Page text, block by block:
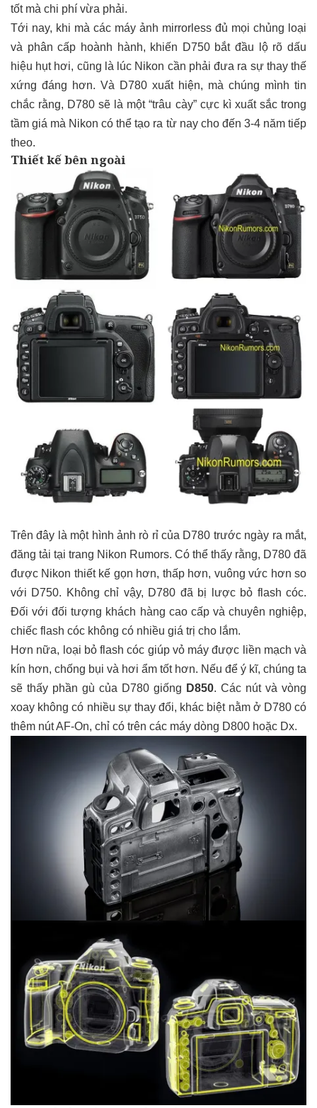
tốt mà chi phí vừa phải.
Tới nay, khi mà các máy ảnh mirrorless đủ mọi chủng loại
và phân cấp hoành hành, khiến D750 bắt đầu lộ rõ dấu
hiệu hụt hơi, cũng là lúc Nikon cần phải đưa ra sự thay thế
xứng đáng hơn. Và D780 xuất hiện, mà chúng mình tin
chắc rằng, D780 sẽ là một “trâu cày” cực kì xuất sắc trong
tầm giá mà Nikon có thể tạo ra từ nay cho đến 3-4 năm tiếp
theo.
Thiết kế bên ngoài
Trên đây là một hình ảnh rò rỉ của D780 trước ngày ra mắt,
đăng tải tại trang Nikon Rumors. Có thể thấy rằng, D780 đã
được Nikon thiết kế gọn hơn, thấp hơn, vuông vức hơn so
với D750. Không chỉ vậy, D780 đã bị lược bỏ flash cóc.
Đối với đối tượng khách hàng cao cấp và chuyên nghiệp,
chiếc flash cóc không có nhiều giá trị cho lắm.
Hơn nữa, loại bỏ flash cóc giúp vỏ máy được liền mạch và
kín hơn, chống bụi và hơi ẩm tốt hơn. Nếu để ý kĩ, chúng ta
sẽ thấy phần gù của D780 giống D850. Các nút và vòng
xoay không có nhiều sự thay đổi, khác biệt nằm ở D780 có
thêm nút AF-On, chỉ có trên các máy dòng D800 hoặc Dx.